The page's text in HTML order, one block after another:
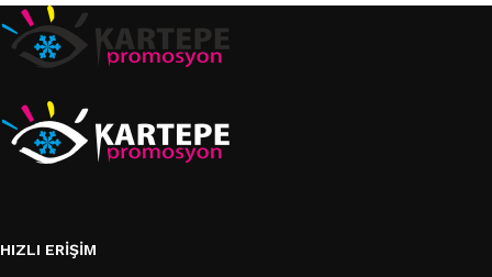
HIZLI ERIŞIM